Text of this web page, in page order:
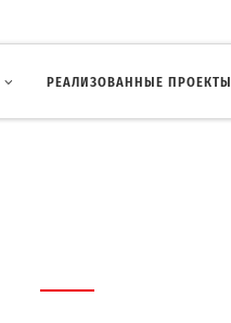
РЕАЛИЗОВАННЫЕ ПРОЕКТЫ